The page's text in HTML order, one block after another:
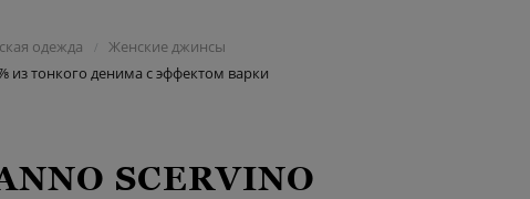
одежда / Женские джинсы
тонкого денима с эффектом варки
SCERVINO